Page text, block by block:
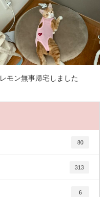
レモン無事帰宅しました
80
313
6